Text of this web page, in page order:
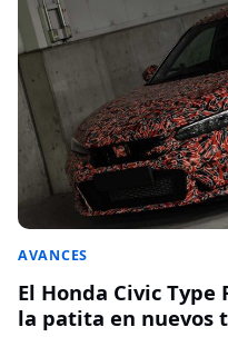
AVANCES
El Honda Civic Type
la patita en nuevos